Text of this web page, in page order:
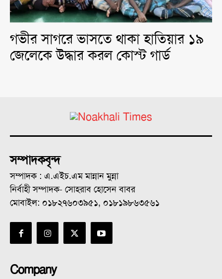
গভীর সাগরে ভাসতে থাকা হাতিয়ার ১৯
জেলেকে উদ্ধার করল কোস্ট গার্ড
সম্পাদকবৃন্দ
সম্পাদক : এ.এইচ.এম মান্নান মুন্না
নির্বাহী সম্পাদক- সোহরাব হোসেন বাবর
মোবাইল: ০১৮২৭৬০৩৯৫১, ০১৮১৯৮৬৩৫৬১
Company